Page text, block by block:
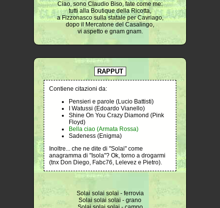
Ciao, sono Claudio Biso, fate come me:
tutti alla Boutique della Ricotta,
a Fizzonasco sulla statale per Cavriago,
dopo il Mercatone del Casalingo,
vi aspetto e gnam gnam.
RAPPUT
Contiene citazioni da:
Pensieri e parole (Lucio Battisti)
I Watussi (Edoardo Vianello)
Shine On You Crazy Diamond (Pink
Floyd)
Bella ciao (Armata Rossa)
Sadeness (Enigma)
Inoltre... che ne dite di "Solai" come
anagramma di "Isola"? Ok, torno a drogarmi
(tnx Don Diego, Fabc76, Lelevez e Pietro).
Solai solai solai - ferrovia
Solai solai solai - grano